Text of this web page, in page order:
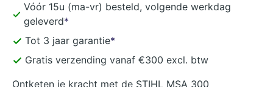
Vóór 15u (ma-vr) besteld, volgende werkdag
geleverd*
Tot 3 jaar garantie*
Gratis verzending vanaf €300 excl. btw
Ontketen je kracht met de STIHL MSA 300